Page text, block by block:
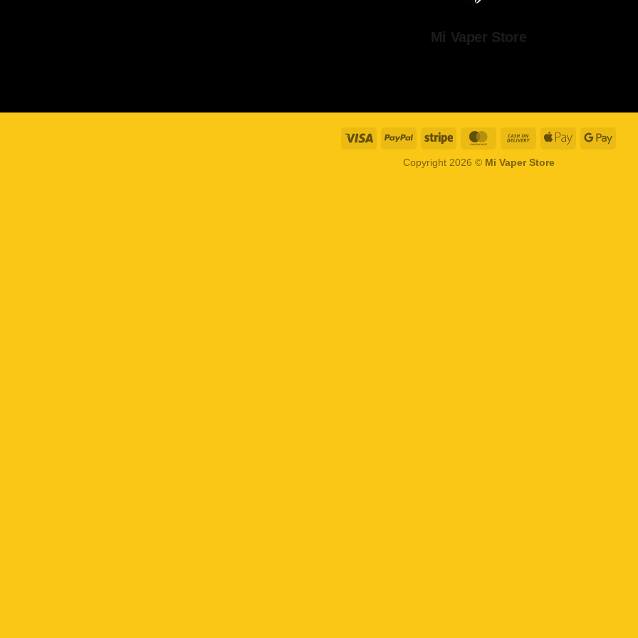
Mi Vaper Store
Visa PayPal Stripe MasterCardCash
Delivery
Apple
Copyright 2026 © Mi Vaper Store